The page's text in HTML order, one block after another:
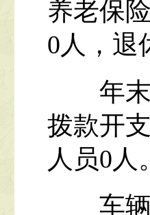
养老保
0人，退
年末
拨款开
人员0
车辆